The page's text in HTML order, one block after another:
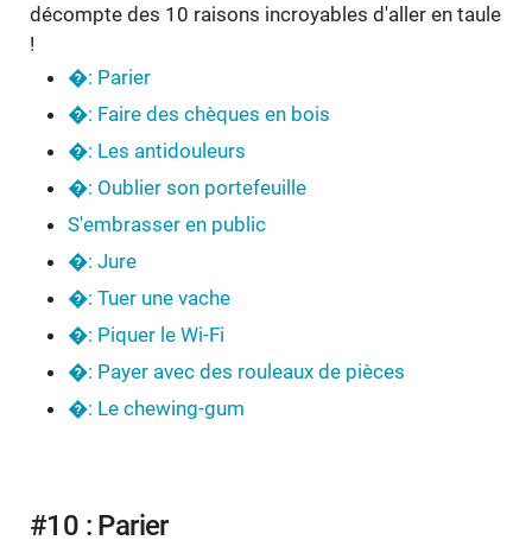
décompte des 10 raisons incroyables d'aller en taule
!
�: Parier
�: Faire des chèques en bois
�: Les antidouleurs
�: Oublier son portefeuille
S'embrasser en public
�: Jure
�: Tuer une vache
�: Piquer le Wi-Fi
�: Payer avec des rouleaux de pièces
�: Le chewing-gum
#10 : Parier